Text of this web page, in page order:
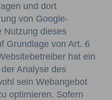
und dort
von Google-
Nutzung dieses
Grundlage von Art. 6
hat ein
Analyse des
sein Webangebot
optimieren. Sofern